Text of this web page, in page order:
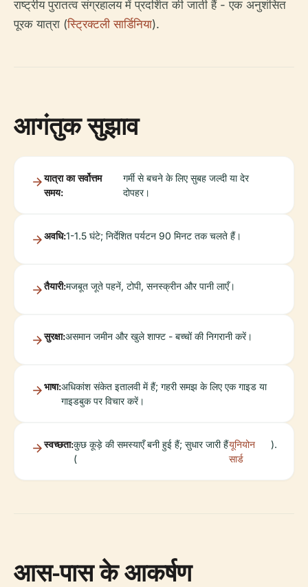
राष्ट्रीय पुरातत्व संग्रहालय में प्रदर्शित की जाती हैं - एक अनुशंसित
पूरक यात्रा (स्ट्रिक्टली सार्डिनिया).
आगंतुक सुझाव
यात्रा का सर्वोत्तम
समय:
गर्मी से बचने के लिए सुबह जल्दी या देर
दोपहर।
अवधि:1-1.5 घंटे; निर्देशित पर्यटन 90 मिनट तक चलते हैं।
तैयारी:मजबूत जूते पहनें, टोपी, सनस्क्रीन और पानी लाएँ।
सुरक्षा:असमान जमीन और खुले शाफ्ट - बच्चों की निगरानी करें।
भाषा:अधिकांश संकेत इतालवी में हैं; गहरी समझ के लिए एक गाइड या
गाइडबुक पर विचार करें।
स्वच्छता:कुछ कूड़े की समस्याएँ बनी हुई हैं; सुधार जारी हैं
(
यूनियोन
सार्ड
).
आस-पास के आकर्षण